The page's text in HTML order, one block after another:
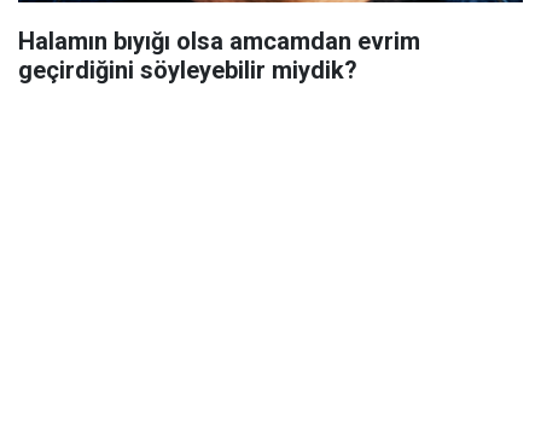
Halamın bıyığı olsa amcamdan evrim
geçirdiğini söyleyebilir miydik?